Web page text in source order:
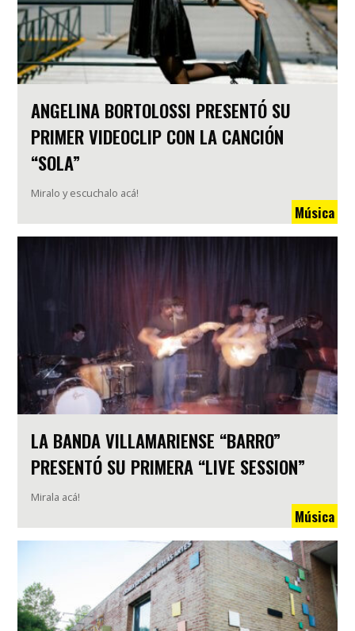
ANGELINA BORTOLOSSI PRESENTÓ SU
PRIMER VIDEOCLIP CON LA CANCIÓN
“SOLA”
Miralo y escuchalo acá!
Música
LA BANDA VILLAMARIENSE “BARRO”
PRESENTÓ SU PRIMERA “LIVE SESSION”
Mirala acá!
Música